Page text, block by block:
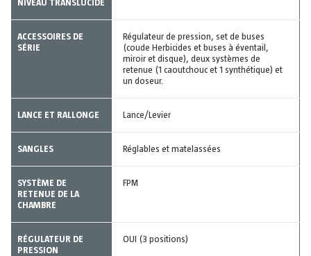
NIVEAU TRANSLUCIDE
ACCESSOIRES DE
SÉRIE
Régulateur de pression, set de buses
(coude Herbicides et buses à éventail,
miroir et disque), deux systèmes de
retenue (1 caoutchouc et 1 synthétique) et
un doseur.
LANCE ET RALLONGE Lance/Levier
SANGLES Réglables et matelassées
SYSTÈME DE
RETENUE DE LA
CHAMBRE
FPM
RÉGULATEUR DE
PRESSION
OUI (3 positions)